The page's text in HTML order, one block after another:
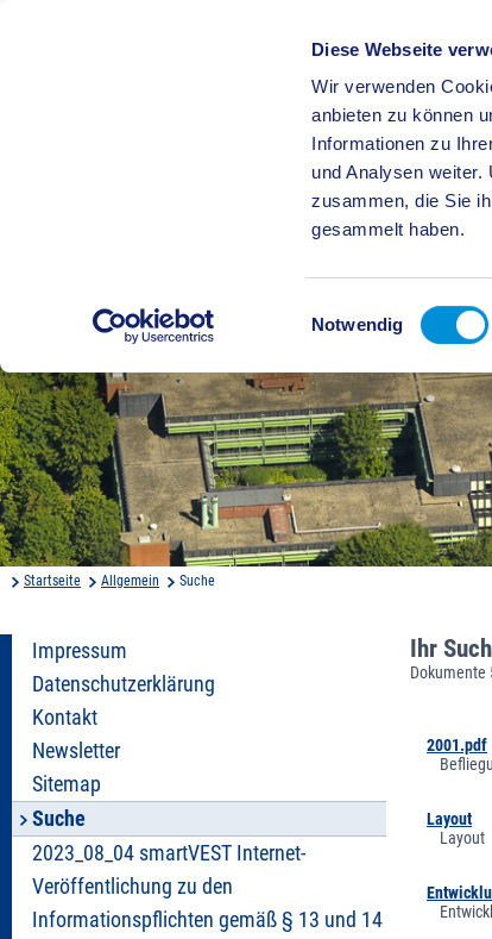
Diese Webseite
Wir verwenden
anbieten zu können
Informationen zu
und Analysen
zusammen, die Sie
gesammelt haben.
Einwilligungsauswahl
Notwendig
Startseite Allgemein Suche
Impressum
Datenschutzerklärung
Kontakt
Newsletter
Sitemap
Suche
2023_08_04 smartVEST Internet-
Veröffentlichung zu den
Informationspflichten gemäß § 13 und 14
Ihr
Dokumente
2001.pdf
Layout
Layout